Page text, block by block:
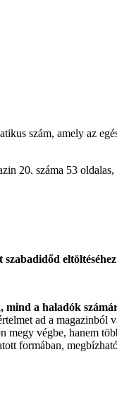
szám, amely az
20. száma 53
mind a haladók
ad a magazinból
megy végbe, hanem
formában,